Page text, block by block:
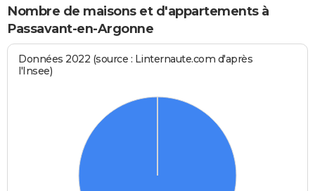
Nombre de maisons et d'appartements à
Passavant-en-Argonne
Données 2022 (source : Linternaute.com d'après
l'Insee)